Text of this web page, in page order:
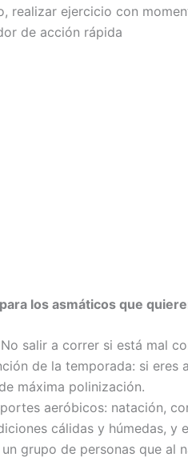
realizar ejercicio con
de acción rápida
los asmáticos que
salir a correr si está mal
de la temporada: si
máxima polinización.
aeróbicos: natación,
cálidas y húmedas,
grupo de personas que